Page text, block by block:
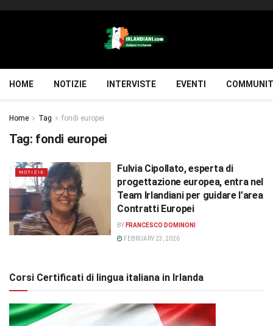
HOME NOTIZIE INTERVISTE EVENTI
Home Tag fondi europei
Tag: fondi europei
NOTIZIE
Fulvia Cipollato, esperta di
progettazione europea, entra nel
Team Irlandiani per guidare l’area
Contratti Europei
BY FRANCESCO DOMINONI
FEBRUARY 23, 2026
Corsi Certificati di lingua italiana in Irlanda